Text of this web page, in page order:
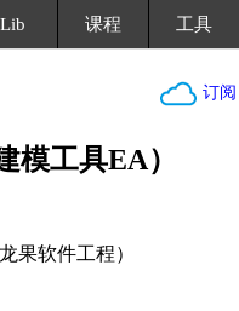
Lib 课程 工具
订阅
模工具EA）
果软件工程）